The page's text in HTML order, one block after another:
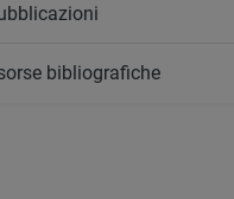
bibliografiche